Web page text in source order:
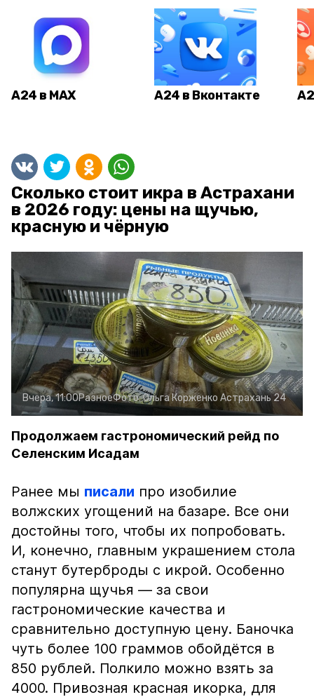
А24 в MAX А24 в Вконтакте
Сколько стоит икра в Астрахани
в 2026 году: цены на щучью,
красную и чёрную
Вчера, 11:00РазноеФото:Ольга Корженко Астрахань 24
Продолжаем гастрономический рейд по
Селенским Исадам
Ранее мы писали про изобилие
волжских угощений на базаре. Все они
достойны того, чтобы их попробовать.
И, конечно, главным украшением стола
станут бутерброды с икрой. Особенно
популярна щучья — за свои
гастрономические качества и
сравнительно доступную цену. Баночка
чуть более 100 граммов обойдётся в
850 рублей. Полкило можно взять за
4000. Привозная красная икорка, для